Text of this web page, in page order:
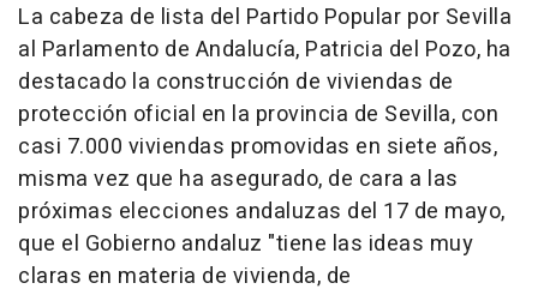
La cabeza de lista del Partido Popular por Sevilla
al Parlamento de Andalucía, Patricia del Pozo, ha
destacado la construcción de viviendas de
protección oficial en la provincia de Sevilla, con
casi 7.000 viviendas promovidas en siete años,
misma vez que ha asegurado, de cara a las
próximas elecciones andaluzas del 17 de mayo,
que el Gobierno andaluz "tiene las ideas muy
claras en materia de vivienda, de